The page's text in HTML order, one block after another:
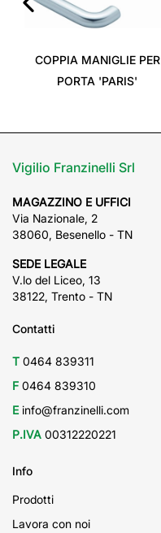
COPPIA MANIGLIE PER
PORTA 'PARIS'
Vigilio Franzinelli Srl
MAGAZZINO E UFFICI
Via Nazionale, 2
38060, Besenello - TN
SEDE LEGALE
V.lo del Liceo, 13
38122, Trento - TN
Contatti
T 0464 839311
F 0464 839310
E info@franzinelli.com
P.IVA 00312220221
Info
Prodotti
Lavora con noi